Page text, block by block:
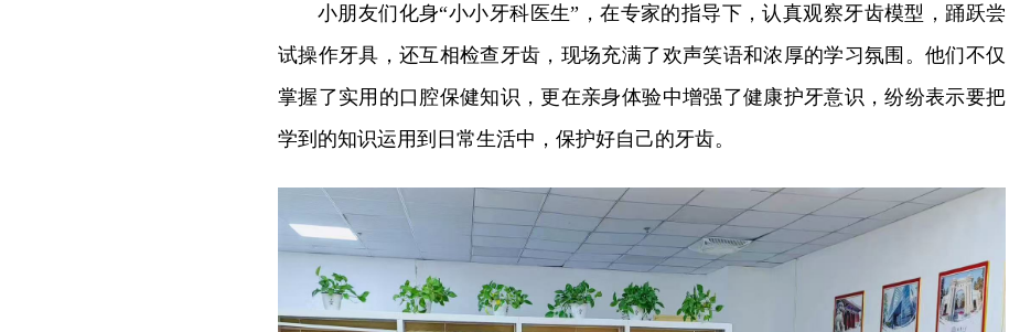
小朋友们化身“小小牙科医生”，在专家的指导下，认真观察牙齿模型，踊跃尝
试操作牙具，还互相检查牙齿，现场充满了欢声笑语和浓厚的学习氛围。他们不仅
掌握了实用的口腔保健知识，更在亲身体验中增强了健康护牙意识，纷纷表示要把
学到的知识运用到日常生活中，保护好自己的牙齿。